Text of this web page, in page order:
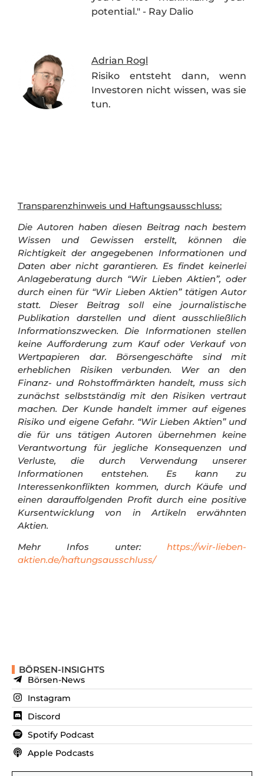
potential." - Ray Dalio
Adrian Rogl
Risiko entsteht dann, wenn
Investoren nicht wissen, was sie
tun.
Transparenzhinweis und Haftungsausschluss:
Die Autoren haben diesen Beitrag nach bestem
Wissen und Gewissen erstellt, können die
Richtigkeit der angegebenen Informationen und
Daten aber nicht garantieren. Es findet keinerlei
Anlageberatung durch “Wir Lieben Aktien”, oder
durch einen für “Wir Lieben Aktien” tätigen Autor
statt. Dieser Beitrag soll eine journalistische
Publikation darstellen und dient ausschließlich
Informationszwecken. Die Informationen stellen
keine Aufforderung zum Kauf oder Verkauf von
Wertpapieren dar. Börsengeschäfte sind mit
erheblichen Risiken verbunden. Wer an den
Finanz- und Rohstoffmärkten handelt, muss sich
zunächst selbstständig mit den Risiken vertraut
machen. Der Kunde handelt immer auf eigenes
Risiko und eigene Gefahr. “Wir Lieben Aktien” und
die für uns tätigen Autoren übernehmen keine
Verantwortung für jegliche Konsequenzen und
Verluste, die durch Verwendung unserer
Informationen entstehen. Es kann zu
Interessenkonflikten kommen, durch Käufe und
einen darauffolgenden Profit durch eine positive
Kursentwicklung von in Artikeln erwähnten
Aktien.
Mehr Infos unter: https://wir-lieben-
aktien.de/haftungsausschluss/
BÖRSEN-INSIGHTS
Börsen-News
Instagram
Discord
Spotify Podcast
Apple Podcasts